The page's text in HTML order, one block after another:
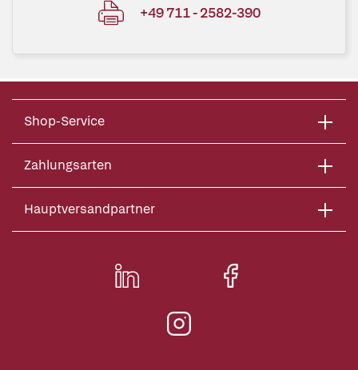
+49 711 - 2582-390
Shop-Service
Zahlungsarten
Hauptversandpartner